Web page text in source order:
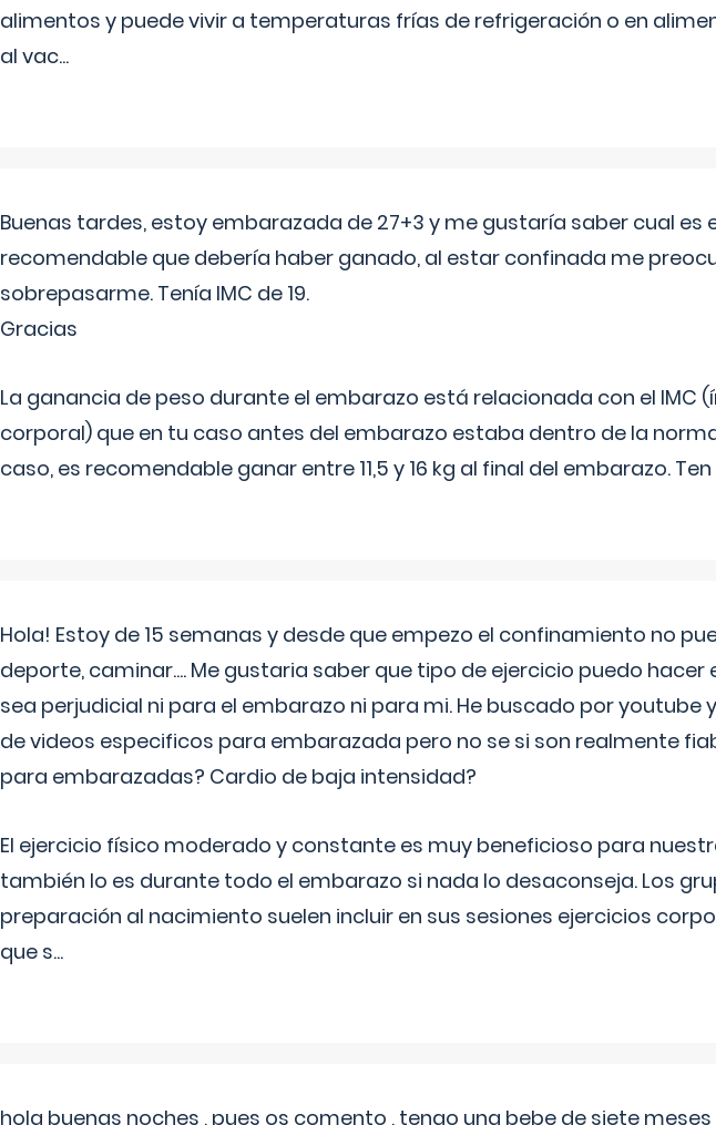
alimentos y puede vivir a temperaturas frías de refrigeración o en
al vac...
Buenas tardes, estoy embarazada de 27+3 y me gustaría saber cual es
recomendable que debería haber ganado, al estar confinada me
sobrepasarme. Tenía IMC de 19.
Gracias
La ganancia de peso durante el embarazo está relacionada con el IMC
corporal) que en tu caso antes del embarazo estaba dentro de la
caso, es recomendable ganar entre 11,5 y 16 kg al final del embarazo.
Hola! Estoy de 15 semanas y desde que empezo el confinamiento no
deporte, caminar.... Me gustaria saber que tipo de ejercicio puedo hacer
sea perjudicial ni para el embarazo ni para mi. He buscado por youtube
de videos especificos para embarazada pero no se si son realmente
para embarazadas? Cardio de baja intensidad?
El ejercicio físico moderado y constante es muy beneficioso para
también lo es durante todo el embarazo si nada lo desaconseja. Los
preparación al nacimiento suelen incluir en sus sesiones ejercicios
que s...
hola buenas noches , pues os comento , tengo una bebe de siete meses